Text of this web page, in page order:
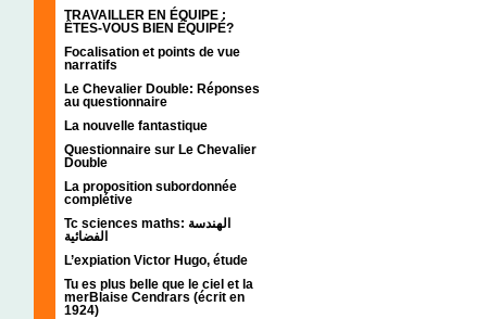
TRAVAILLER EN ÉQUIPE :
ÊTES-VOUS BIEN ÉQUIPÉ?
Focalisation et points de vue
narratifs
Le Chevalier Double: Réponses
au questionnaire
La nouvelle fantastique
Questionnaire sur Le Chevalier
Double
La proposition subordonnée
complétive
Tc sciences maths: الهندسة
الفضائية
L’expiation Victor Hugo, étude
Tu es plus belle que le ciel et la
merBlaise Cendrars (écrit en
1924)